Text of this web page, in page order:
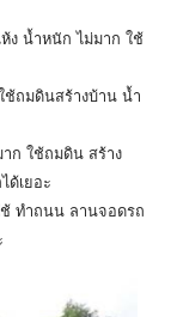
น้ำหนัก ไม่มาก ใช้
ถมดินสร้างบ้าน น้ำ
ก ใช้ถมดิน สร้าง
ด้เยอะ
ทำถนน ลานจอดรถ